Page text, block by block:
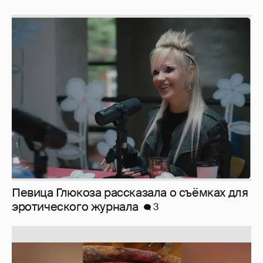
Певица Глюкоза рассказала о съёмках для
эротического журнала
3
Юлия Высоцкая выложила селфи без